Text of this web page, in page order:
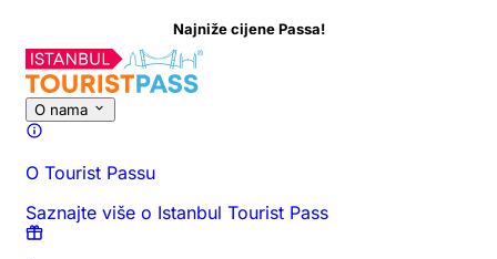
Najniže cijene Passa!
O nama
O Tourist Passu
Saznajte više o Istanbul Tourist Pass
Pregled Vrijeme i trajanje